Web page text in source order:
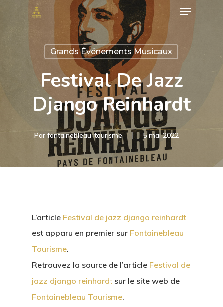
Menu
Grands Événements Musicaux
Festival De Jazz
Django Reinhardt
Par fontainebleau-tourisme 5 mai 2022
L’article Festival de jazz django reinhardt
est apparu en premier sur Fontainebleau
Tourisme.
Retrouvez la source de l’article Festival de
jazz django reinhardt sur le site web de
Fontainebleau Tourisme.